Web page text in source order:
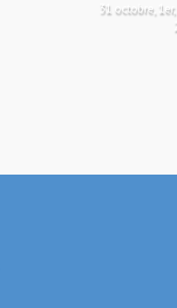
31 octobre,